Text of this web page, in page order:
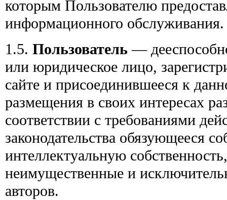
которым Пользователю
информационного обслуживания.
1.5. Пользователь —
или юридическое лицо,
сайте и присоединившееся к
размещения в своих интересах
соответствии с требованиями
законодательства обязующееся
интеллектуальную
неимущественные и
авторов.